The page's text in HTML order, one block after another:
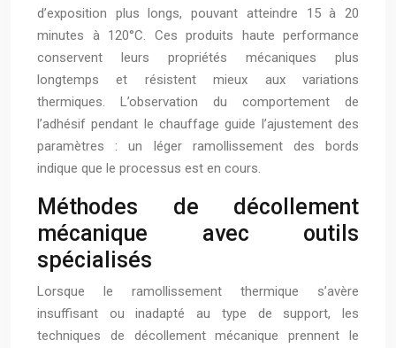
d’exposition plus longs, pouvant atteindre 15 à 20
minutes à 120°C. Ces produits haute performance
conservent leurs propriétés mécaniques plus
longtemps et résistent mieux aux variations
thermiques. L’observation du comportement de
l’adhésif pendant le chauffage guide l’ajustement des
paramètres : un léger ramollissement des bords
indique que le processus est en cours.
Méthodes de décollement
mécanique avec outils
spécialisés
Lorsque le ramollissement thermique s’avère
insuffisant ou inadapté au type de support, les
techniques de décollement mécanique prennent le